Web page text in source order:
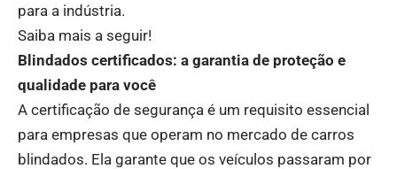
para a indústria.
Saiba mais a seguir!
Blindados certificados: a garantia de proteção e
qualidade para você
A certificação de segurança é um requisito essencial
para empresas que operam no mercado de carros
blindados. Ela garante que os veículos passaram por